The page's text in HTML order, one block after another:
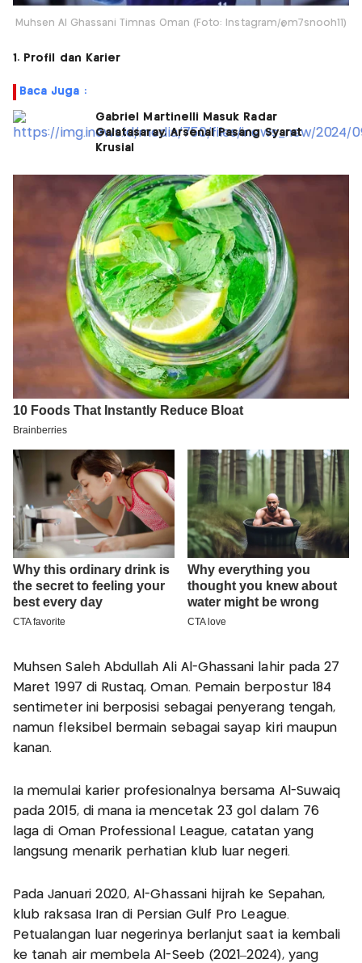
Muhsen Al Ghassani Timnas Oman (Foto: Instagram/@m7snooh11)
1. Profil dan Karier
Baca Juga :
Gabriel Martinelli Masuk Radar
Galatasaray, Arsenal Pasang Syarat
Krusial
Muhsen Saleh Abdullah Ali Al-Ghassani lahir pada 27
Maret 1997 di Rustaq, Oman. Pemain berpostur 184
sentimeter ini berposisi sebagai penyerang tengah,
namun fleksibel bermain sebagai sayap kiri maupun
kanan.
Ia memulai karier profesionalnya bersama Al-Suwaiq
pada 2015, di mana ia mencetak 23 gol dalam 76
laga di Oman Professional League, catatan yang
langsung menarik perhatian klub luar negeri.
Pada Januari 2020, Al-Ghassani hijrah ke Sepahan,
klub raksasa Iran di Persian Gulf Pro League.
Petualangan luar negerinya berlanjut saat ia kembali
ke tanah air membela Al-Seeb (2021–2024), yang